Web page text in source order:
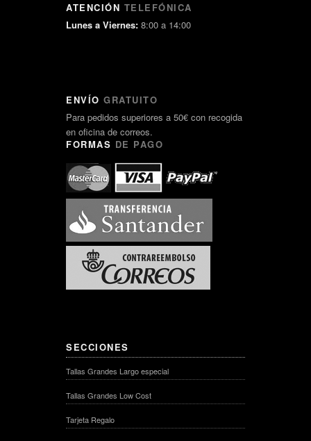
ATENCIÓN TELEFÓNICA
Lunes a Viernes: 8:00 a 14:00
ENVÍO GRATUITO
Para pedidos superiores a 50€ con recogida
en oficina de correos.
FORMAS DE PAGO
SECCIONES
Tallas Grandes Largo especial
Tallas Grandes Low Cost
Tarjeta Regalo